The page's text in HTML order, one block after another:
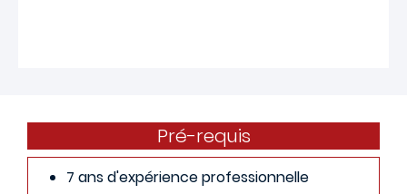
Pré-requis
7 ans d'expérience professionnelle